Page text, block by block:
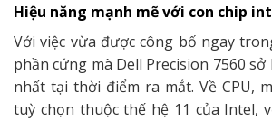
Hiệu năng mạnh mẽvới con chip
Với việc vừa được công bố ngay
phần cứng mà Dell Precision 7560
nhất tại thời điểm ra mắt. Về CPU,
tuỳ chọn thuộc thế hệ 11 của Intel,